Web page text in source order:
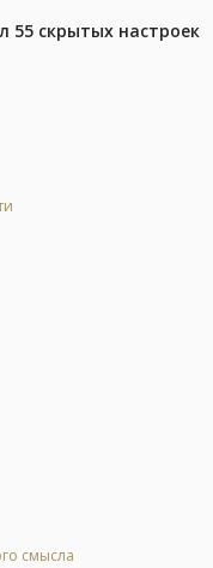
55 скрытых настроек
смысла